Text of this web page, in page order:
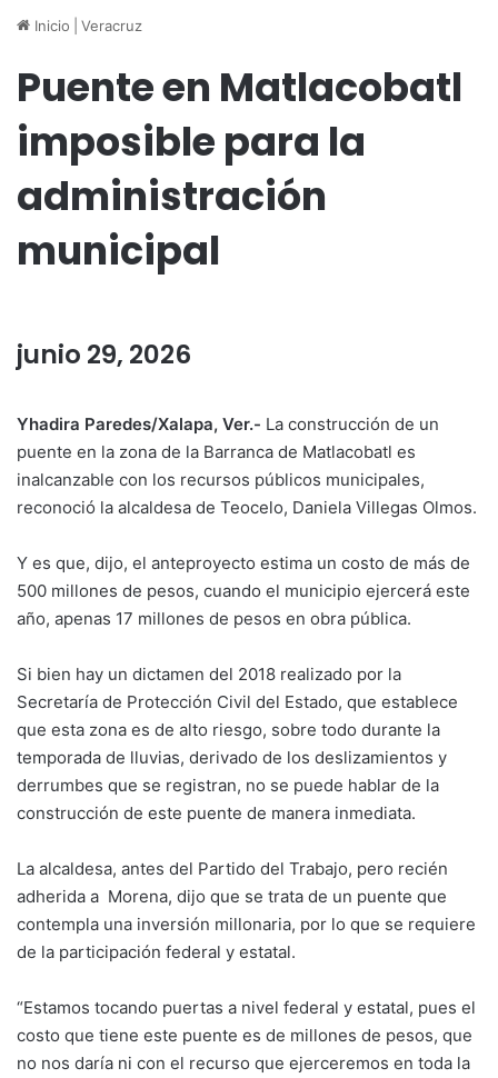
Inicio Veracruz
Puente en Matlacobatl
imposible para la
administración
municipal
junio 29, 2026
Yhadira Paredes/Xalapa, Ver.- La construcción de un
puente en la zona de la Barranca de Matlacobatl es
inalcanzable con los recursos públicos municipales,
reconoció la alcaldesa de Teocelo, Daniela Villegas Olmos.
Y es que, dijo, el anteproyecto estima un costo de más de
500 millones de pesos, cuando el municipio ejercerá este
año, apenas 17 millones de pesos en obra pública.
Si bien hay un dictamen del 2018 realizado por la
Secretaría de Protección Civil del Estado, que establece
que esta zona es de alto riesgo, sobre todo durante la
temporada de lluvias, derivado de los deslizamientos y
derrumbes que se registran, no se puede hablar de la
construcción de este puente de manera inmediata.
La alcaldesa, antes del Partido del Trabajo, pero recién
adherida a Morena, dijo que se trata de un puente que
contempla una inversión millonaria, por lo que se requiere
de la participación federal y estatal.
“Estamos tocando puertas a nivel federal y estatal, pues el
costo que tiene este puente es de millones de pesos, que
no nos daría ni con el recurso que ejerceremos en toda la